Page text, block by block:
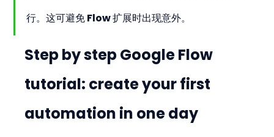
行。这可避免 Flow 扩展时出现意外。
Step by step Google Flow
tutorial: create your first
automation in one day